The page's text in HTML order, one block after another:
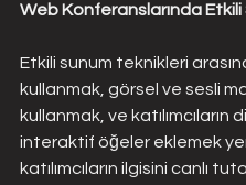
Web Konferanslarında
Etkili sunum teknikleri
kullanmak, görsel ve sesli
kullanmak, ve
interaktif öğeler eklemek yer
katılımcıların ilgisini canlı